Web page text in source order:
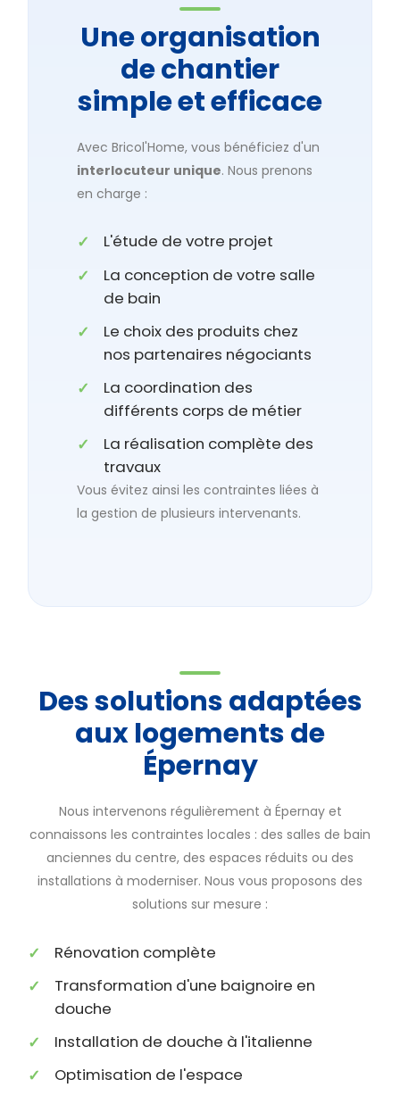
Une organisation
de chantier
simple et efficace
Avec Bricol'Home, vous bénéficiez d'un
interlocuteur unique. Nous prenons
en charge :
L'étude de votre projet
La conception de votre salle
de bain
Le choix des produits chez
nos partenaires négociants
La coordination des
différents corps de métier
La réalisation complète des
travaux
Vous évitez ainsi les contraintes liées à
la gestion de plusieurs intervenants.
Des solutions adaptées
aux logements de
Épernay
Nous intervenons régulièrement à Épernay et
connaissons les contraintes locales : des salles de bain
anciennes du centre, des espaces réduits ou des
installations à moderniser. Nous vous proposons des
solutions sur mesure :
Rénovation complète
Transformation d'une baignoire en
douche
Installation de douche à l'italienne
Optimisation de l'espace